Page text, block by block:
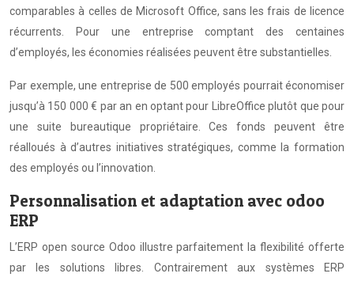
comparables à celles de Microsoft Office, sans les frais de licence
récurrents. Pour une entreprise comptant des centaines
d’employés, les économies réalisées peuvent être substantielles.
Par exemple, une entreprise de 500 employés pourrait économiser
jusqu’à 150 000 € par an en optant pour LibreOffice plutôt que pour
une suite bureautique propriétaire. Ces fonds peuvent être
réalloués à d’autres initiatives stratégiques, comme la formation
des employés ou l’innovation.
Personnalisation et adaptation avec odoo
ERP
L’ERP open source Odoo illustre parfaitement la flexibilité offerte
par les solutions libres. Contrairement aux systèmes ERP